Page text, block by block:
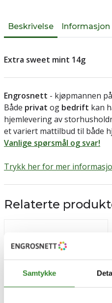
Samtykke
Beskrivelse Informasjon
Extra sweet mint 14g
Engrosnett - kjøpmannen
Både privat og bedrift kan
hjemlevering av
et variert mattilbud til både
Vanlige spørsmål og svar!
Trykk her for mer
Relaterte